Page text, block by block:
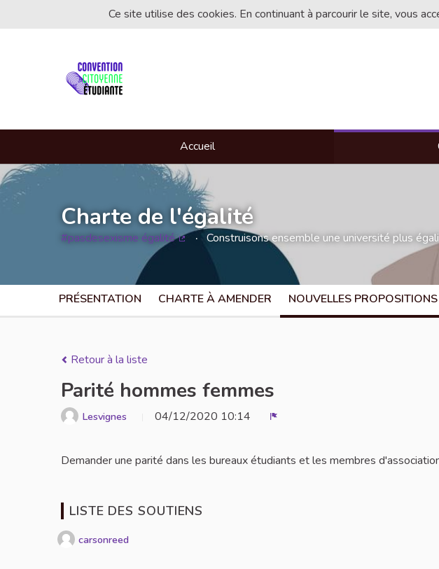
Ce site utilise des cookies. En continuant à parcourir le site, vous
Accueil
Charte de l'égalité
#pasdesexisme égalité Construisons ensemble une université plus
PRÉSENTATION CHARTE À AMENDER NOUVELLES PROPOSITIONS
Retour à la liste
Parité hommes femmes
Lesvignes 04/12/2020 10:14
Demander une parité dans les bureaux étudiants et les membres
LISTE DES SOUTIENS
carsonreed